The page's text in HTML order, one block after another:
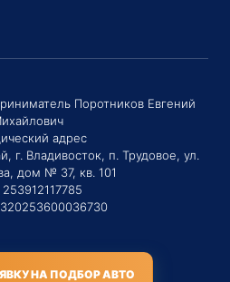
Поротников Евгений
адрес
г. Владивосток, п. Трудовое, ул.
дом № 37, кв. 101
НА ПОДБОР АВТО